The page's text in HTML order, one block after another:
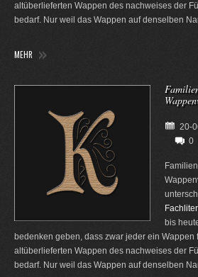
altüberlieferten Wappen des nachweises der
bedarf. Nur weil das Wappen auf denselben
MEHR
20-
0
bis
bedenken geben, dass zwar jeder ein Wappen
altüberlieferten Wappen des nachweises der
bedarf. Nur weil das Wappen auf denselben